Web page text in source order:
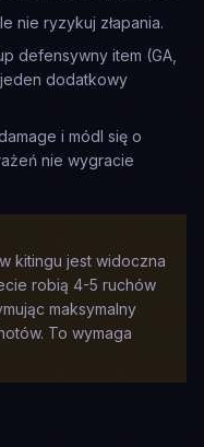
nie ryzykuj złapania.
defensywny item (GA,
dodatkowy
i módl się o
nie wygracie
kitingu jest widoczna
robią 4-5 ruchów
maksymalny
To wymaga